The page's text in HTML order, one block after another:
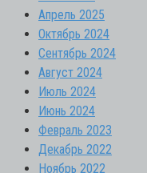
Апрель 2025
Октябрь 2024
Сентябрь 2024
Август 2024
Июль 2024
Июнь 2024
Февраль 2023
Декабрь 2022
Ноябрь 2022